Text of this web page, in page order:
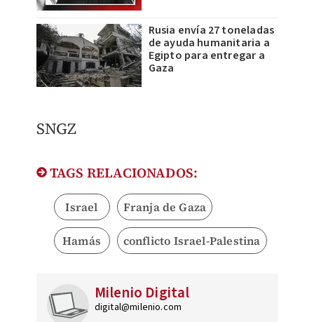
Rusia envía 27 toneladas
de ayuda humanitaria a
Egipto para entregar a
Gaza
SNGZ
TAGS RELACIONADOS:
Israel Franja de Gaza
Hamás conflicto Israel-Palestina
Milenio Digital
digital@milenio.com